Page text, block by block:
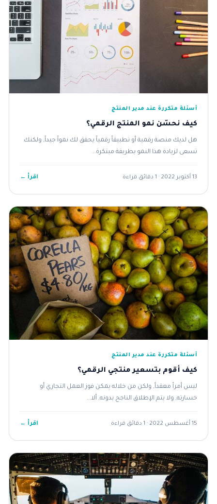
أسئلة متكررة عند مدير المنتج
كيف نحسّن نمو المنتج الرقمي؟
هل لديك منصة رقمية أو تطبيقاً رقمياً يحقق لك نمواً جيداً, ولكنك
تسعى لزيادة هذا النمو بطريقة مبتكرة...
13 أكتوبر 2022 · 1 دقائق قراءة اقرأ ←
أسئلة متكررة عند مدير المنتج
كيف أقوم بتسعير منتجي الرقمي؟
ليس أمراً معقدأ, ولكن من خلاله يمكن فوز العمل التجاري أو
خسارته, ولا يتم الإطلاق الناجح بدونه, ألا...
15 أغسطس 2022 · 1 دقائق قراءة اقرأ ←